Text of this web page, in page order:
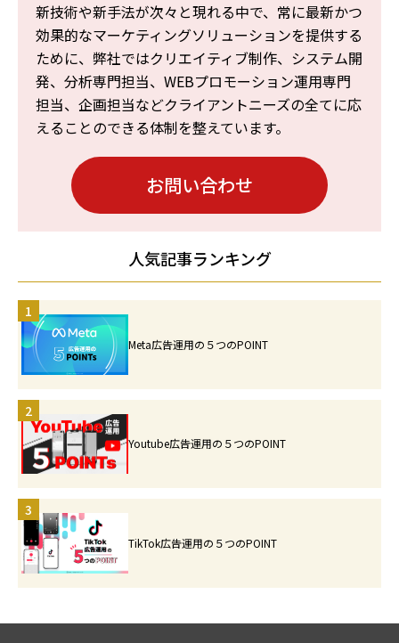
新技術や新手法が次々と現れる中で、常に最新かつ
効果的なマーケティングソリューションを提供する
ために、弊社ではクリエイティブ制作、システム開
発、分析専門担当、WEBプロモーション運用専門
担当、企画担当などクライアントニーズの全てに応
えることのできる体制を整えています。
お問い合わせ
人気記事ランキング
1
Meta広告運用の５つのPOINT
2
Youtube広告運用の５つのPOINT
3
TikTok広告運用の５つのPOINT